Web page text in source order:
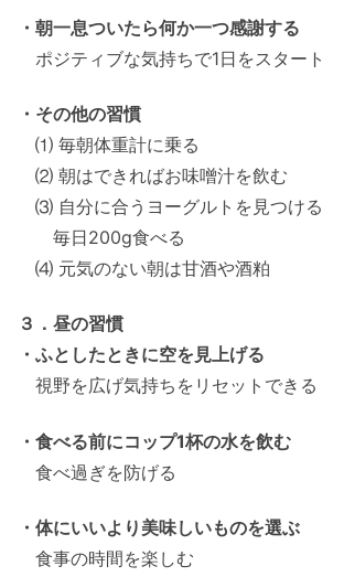
・朝一息ついたら何か一つ感謝する
ポジティブな気持ちで1日をスタート
・その他の習慣
⑴ 毎朝体重計に乗る
⑵ 朝はできればお味噌汁を飲む
⑶ 自分に合うヨーグルトを見つける
毎日200g食べる
⑷ 元気のない朝は甘酒や酒粕
３．昼の習慣
・ふとしたときに空を見上げる
視野を広げ気持ちをリセットできる
・食べる前にコップ1杯の水を飲む
食べ過ぎを防げる
・体にいいより美味しいものを選ぶ
食事の時間を楽しむ